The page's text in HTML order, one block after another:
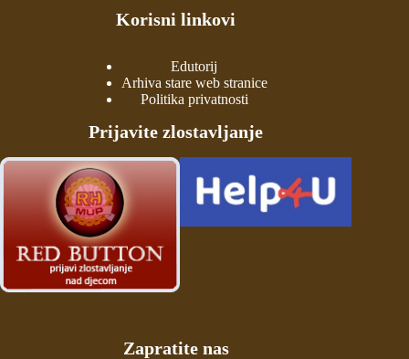
Korisni linkovi
Edutorij
Arhiva stare web stranice
Politika privatnosti
Prijavite zlostavljanje
Zapratite nas